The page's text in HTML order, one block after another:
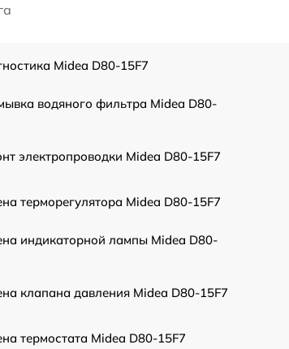
Midea D80-15F7
водяного фильтра Midea D80-
электропроводки Midea D80-15F7
терморегулятора Midea D80-15F7
индикаторной лампы Midea D80-
клапана давления Midea D80-15F7
термостата Midea D80-15F7